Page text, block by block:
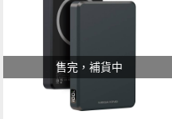
售完，補貨中